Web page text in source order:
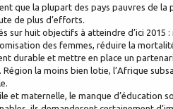
que la plupart des pays pauvres de la
de plus d’efforts.
sur huit objectifs à atteindre d’ici
des femmes, réduire la
durable et mettre en place un
la moins bien lotie, l’Afrique
et maternelle, le manque d’éducation